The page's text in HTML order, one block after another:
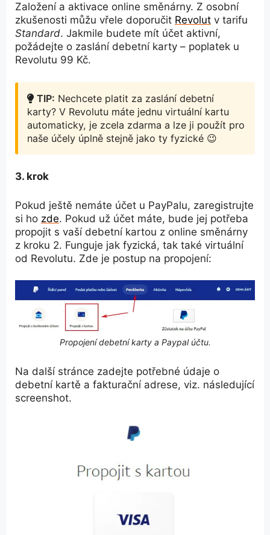
Založení a aktivace online směnárny. Z osobní
zkušenosti můžu vřele doporučit Revolut v tarifu
Standard. Jakmile budete mít účet aktivní,
požádejte o zaslání debetní karty – poplatek u
Revolutu 99 Kč.
TIP: Nechcete platit za zaslání debetní
karty? V Revolutu máte jednu virtuální kartu
automaticky, je zcela zdarma a lze ji použít pro
naše účely úplně stejně jako ty fyzické 😉
3. krok
Pokud ještě nemáte účet u PayPalu, zaregistrujte
si ho zde. Pokud už účet máte, bude jej potřeba
propojit s vaší debetní kartou z online směnárny
z kroku 2. Funguje jak fyzická, tak také virtuální
od Revolutu. Zde je postup na propojení:
Propojení debetní karty a Paypal účtu.
Na další stránce zadejte potřebné údaje o
debetní kartě a fakturační adrese, viz. následující
screenshot.